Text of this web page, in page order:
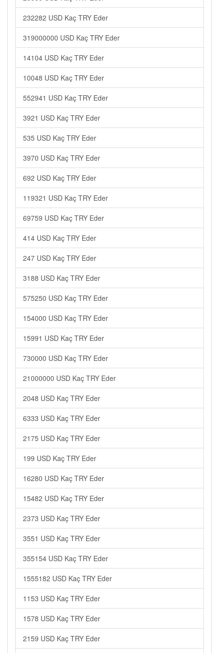
232282 USD Kaç TRY Eder
319000000 USD Kaç TRY Eder
14104 USD Kaç TRY Eder
10048 USD Kaç TRY Eder
552941 USD Kaç TRY Eder
3921 USD Kaç TRY Eder
535 USD Kaç TRY Eder
3970 USD Kaç TRY Eder
692 USD Kaç TRY Eder
119321 USD Kaç TRY Eder
69759 USD Kaç TRY Eder
414 USD Kaç TRY Eder
247 USD Kaç TRY Eder
3188 USD Kaç TRY Eder
575250 USD Kaç TRY Eder
154000 USD Kaç TRY Eder
15991 USD Kaç TRY Eder
730000 USD Kaç TRY Eder
21000000 USD Kaç TRY Eder
2048 USD Kaç TRY Eder
6333 USD Kaç TRY Eder
2175 USD Kaç TRY Eder
199 USD Kaç TRY Eder
16280 USD Kaç TRY Eder
15482 USD Kaç TRY Eder
2373 USD Kaç TRY Eder
3551 USD Kaç TRY Eder
355154 USD Kaç TRY Eder
1555182 USD Kaç TRY Eder
1153 USD Kaç TRY Eder
1578 USD Kaç TRY Eder
2159 USD Kaç TRY Eder